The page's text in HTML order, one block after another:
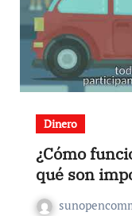
Dinero
¿Cómo
qué son